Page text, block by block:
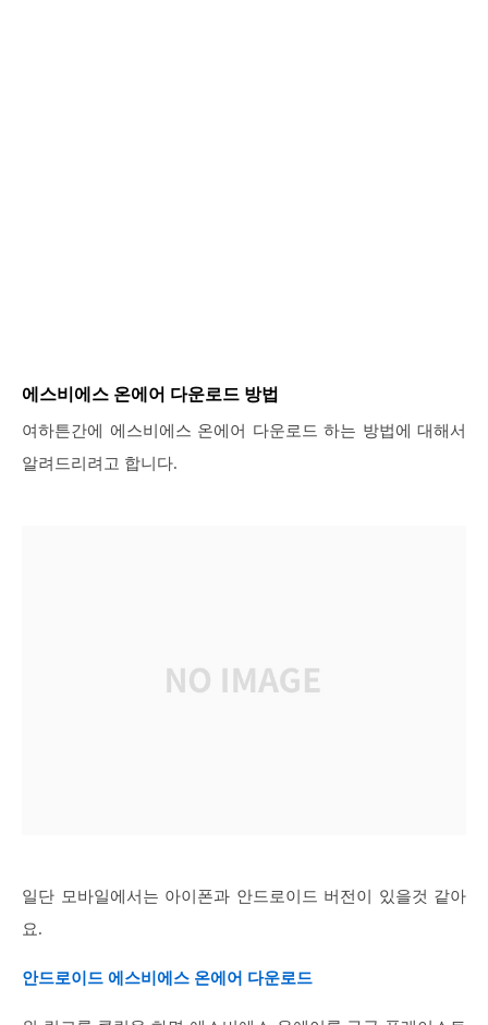
에스비에스 온에어 다운로드 방법
여하튼간에 에스비에스 온에어 다운로드 하는 방법에 대해서
알려드리려고 합니다.
일단 모바일에서는 아이폰과 안드로이드 버전이 있을것 같아
요.
안드로이드 에스비에스 온에어 다운로드